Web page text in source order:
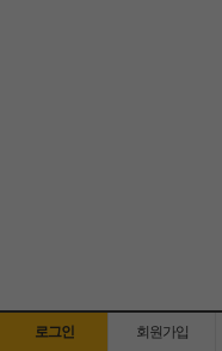
로그인 회원가입